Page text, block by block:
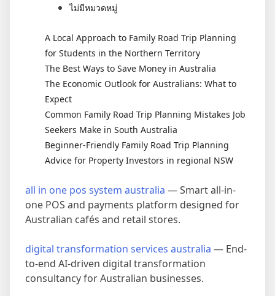
ไม่มีหมวดหมู่
A Local Approach to Family Road Trip Planning
for Students in the Northern Territory
The Best Ways to Save Money in Australia
The Economic Outlook for Australians: What to
Expect
Common Family Road Trip Planning Mistakes Job
Seekers Make in South Australia
Beginner-Friendly Family Road Trip Planning
Advice for Property Investors in regional NSW
all in one pos system australia — Smart all-in-
one POS and payments platform designed for
Australian cafés and retail stores.
digital transformation services australia — End-
to-end AI-driven digital transformation
consultancy for Australian businesses.